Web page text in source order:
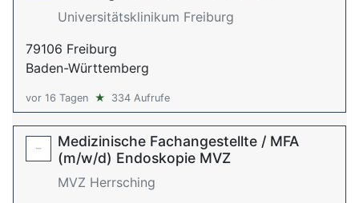
Universitätsklinikum Freiburg
79106 Freiburg
Baden-Württemberg
vor 16 Tagen ★ 334 Aufrufe
Medizinische Fachangestellte / MFA
(m/w/d) Endoskopie MVZ
MVZ Herrsching